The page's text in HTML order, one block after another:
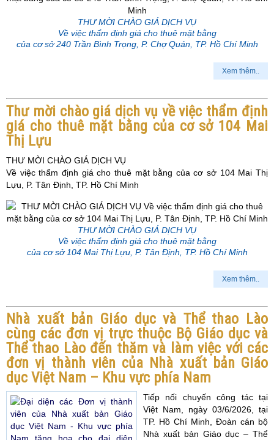
THƯ MỜI CHÀO GIÁ DỊCH VỤ
Về việc thẩm định giá cho thuê mặt bằng
của cơ sở 240 Trần Bình Trọng, P. Chợ Quán, TP. Hồ Chí Minh
Xem thêm..
Thư mời chào giá dịch vụ về việc thẩm định
giá cho thuê mặt bằng của cơ sở 104 Mai
Thị Lựu
THƯ MỜI CHÀO GIÁ DỊCH VỤ
Về việc thẩm định giá cho thuê mặt bằng của cơ sở 104 Mai Thị
Lựu, P. Tân Định, TP. Hồ Chí Minh
THƯ MỜI CHÀO GIÁ DỊCH VỤ
Về việc thẩm định giá cho thuê mặt bằng
của cơ sở 104 Mai Thị Lựu, P. Tân Định, TP. Hồ Chí Minh
Xem thêm..
Nhà xuất bản Giáo dục và Thể thao Lào
cùng các đơn vị trực thuộc Bộ Giáo dục và
Thể thao Lào đến thăm và làm việc với các
đơn vị thành viên của Nhà xuất bản Giáo
dục Việt Nam – Khu vực phía Nam
Tiếp nối chuyến công tác tại
Việt Nam, ngày 03/6/2026, tại
TP. Hồ Chí Minh, Đoàn cán bộ
Nhà xuất bản Giáo dục – Thể